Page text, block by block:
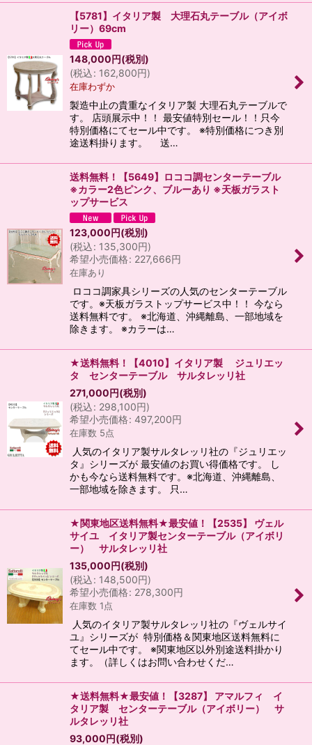
【5781】イタリア製 大理石丸テーブル（アイボ
リー）69cm
148,000円(税別)
(税込: 162,800円)
在庫わずか
製造中止の貴重なイタリア製 大理石丸テーブルで
す。 店頭展示中！！ 最安値特別セール！！只今
特別価格にてセール中です。 ※特別価格につき別
途送料掛ります。 送…
送料無料！【5649】ロココ調センターテーブル
※カラー2色ピンク、ブルーあり ※天板ガラスト
ップサービス
123,000円(税別)
(税込: 135,300円)
希望小売価格: 227,666円
在庫あり
ロココ調家具シリーズの人気のセンターテーブル
です。※天板ガラストップサービス中！！ 今なら
送料無料です。 ※北海道、沖縄離島、一部地域を
除きます。 ※カラーは…
★送料無料！【4010】イタリア製 ジュリエッ
タ センターテーブル サルタレッリ社
271,000円(税別)
(税込: 298,100円)
希望小売価格: 497,200円
在庫数 5点
人気のイタリア製サルタレッリ社の『ジュリエッ
タ』シリーズが 最安値のお買い得価格です。 し
かも今なら送料無料です。※北海道、沖縄離島、
一部地域を除きます。 只…
★関東地区送料無料★最安値！【2535】 ヴェル
サイユ イタリア製センターテーブル（アイボリ
ー） サルタレッリ社
135,000円(税別)
(税込: 148,500円)
希望小売価格: 278,300円
在庫数 1点
人気のイタリア製サルタレッリ社の『ヴェルサイ
ユ』シリーズが 特別価格＆関東地区送料無料に
てセール中です。 ※関東地区以外別途送料掛かり
ます。（詳しくはお問い合わせくだ…
★送料無料★最安値！【3287】 アマルフィ イ
タリア製 センターテーブル（アイボリー） サ
ルタレッリ社
93,000円(税別)